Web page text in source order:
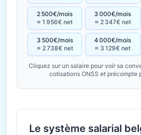
2 500€/mois
≈ 1 956€ net
3 000€/mois
≈ 2 347€ net
3 500€/mois
≈ 2 738€ net
4 000€/mois
≈ 3 129€ net
Cliquez sur un salaire pour voir sa
cotisations ONSS et précompte
Le système salarial